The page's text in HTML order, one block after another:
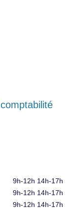
comptabilité
9h-12h 14h-17h
9h-12h 14h-17h
9h-12h 14h-17h